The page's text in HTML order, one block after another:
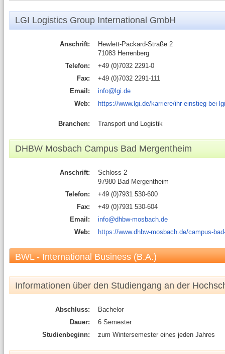
LGI Logistics Group International GmbH
Anschrift:
Hewlett-Packard-Straße 2
71083 Herrenberg
Telefon:
+49 (0)7032 2291-0
Fax:
+49 (0)7032 2291-111
Email:
info@lgi.de
Web:
https://www.lgi.de/karriere/ihr-einstieg-bei-
Branchen: Transport und Logistik
DHBW Mosbach Campus Bad Mergentheim
Anschrift:
Schloss 2
97980 Bad Mergentheim
Telefon:
+49 (0)7931 530-600
Fax:
+49 (0)7931 530-604
Email:
info@dhbw-mosbach.de
Web:
https://www.dhbw-mosbach.de/campus-
BWL - International Business (B.A.)
Informationen über den Studiengang an der
Abschluss:
Bachelor
Dauer:
6 Semester
Studienbeginn:
zum Wintersemester eines jeden Jahres